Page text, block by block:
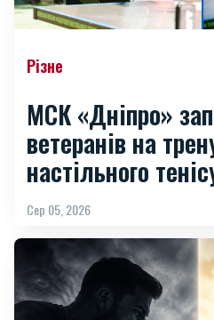
Різне
МСК «Дніпро»
ветеранів на
настільного
Сер 05, 2026